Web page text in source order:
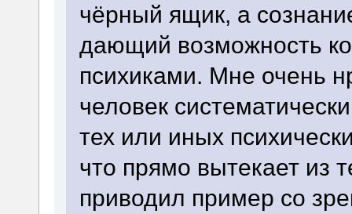
чёрный ящик, а
дающий возможность
психиками. Мне очень
человек
тех или иных
что прямо вытекает из
приводил пример со